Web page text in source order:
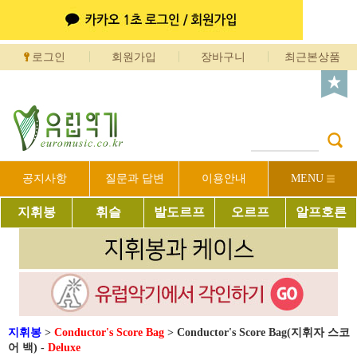
로그인 회원가입 장바구니 최근본상품
공지사항 질문과 답변 이용안내 MENU
지휘봉 휘슬 발도르프 오르프 알프호른
지휘봉 > Conductor's Score Bag > Conductor's Score Bag(지휘자 스코
어 백) - Deluxe